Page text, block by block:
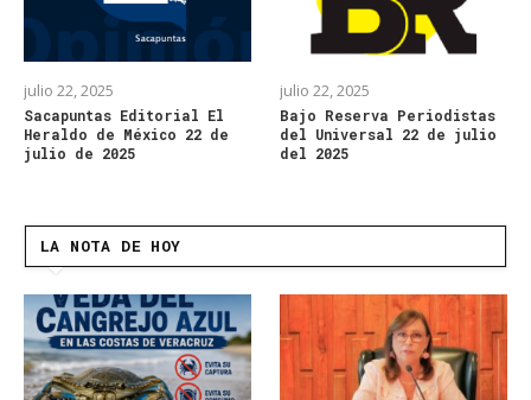
julio 22, 2025
Sacapuntas Editorial El
Heraldo de México 22 de
julio de 2025
julio 22, 2025
Bajo Reserva Periodistas
del Universal 22 de julio
del 2025
LA NOTA DE HOY